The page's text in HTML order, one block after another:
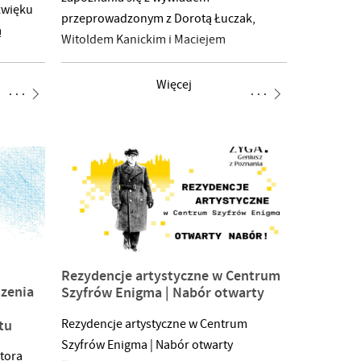
przeprowadzonym z Dorotą Łuczak,
Witoldem Kanickim i Maciejem
Szymanowiczem na temat nowo wydanej
https://kulturaupodstaw.pl/tysiac-slow-
Więcej
Rezydencje artystyczne w Centrum
Szyfrów Enigma | Nabór otwarty
Rezydencje artystyczne w Centrum
Szyfrów Enigma | Nabór otwarty